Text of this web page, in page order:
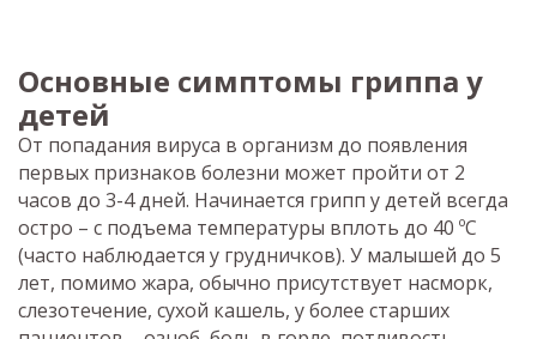
Основные симптомы гриппа у
детей
От попадания вируса в организм до появления
первых признаков болезни может пройти от 2
часов до 3-4 дней. Начинается грипп у детей всегда
остро – с подъема температуры вплоть до 40 ºС
(часто наблюдается у грудничков). У малышей до 5
лет, помимо жара, обычно присутствует насморк,
слезотечение, сухой кашель, у более старших